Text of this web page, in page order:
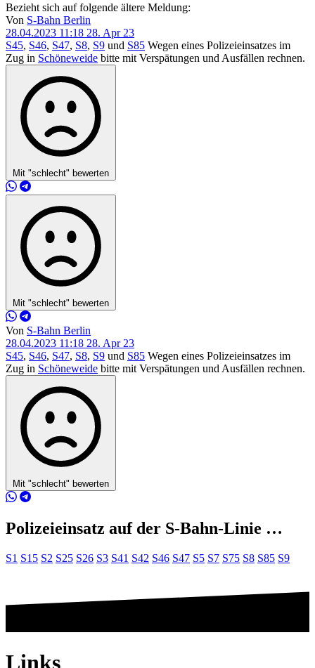
Bezieht sich auf folgende ältere Meldung:
Von S-Bahn Berlin
28.04.2023 11:18 28. Apr 23
S45, S46, S47, S8, S9 und S85 Wegen eines Polizeieinsatzes im
Zug in Schöneweide bitte mit Verspätungen und Ausfällen rechnen.
Mit "schlecht" bewerten
Mit "schlecht" bewerten
Von S-Bahn Berlin
28.04.2023 11:18 28. Apr 23
S45, S46, S47, S8, S9 und S85 Wegen eines Polizeieinsatzes im
Zug in Schöneweide bitte mit Verspätungen und Ausfällen rechnen.
Mit "schlecht" bewerten
Polizeieinsatz auf der S-Bahn-Linie …
S1 S15 S2 S25 S26 S3 S41 S42 S46 S47 S5 S7 S75 S8 S85 S9
Links